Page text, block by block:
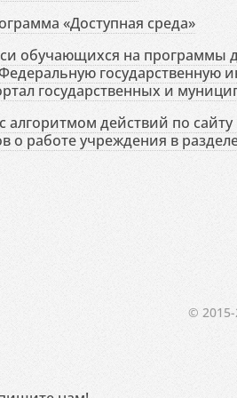
«Доступная среда»
обучающихся на программы
государственную
государственных и
алгоритмом действий по
о работе учреждения в
©